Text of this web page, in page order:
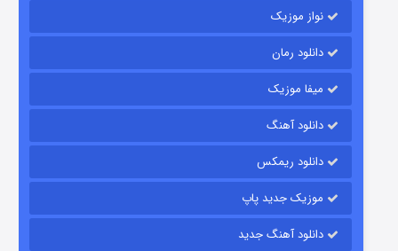
قسمت
نواز موزیک
دانلود رمان
میفا موزیک
دانلود آهنگ
دانلود ریمکس
موزیک جدید پاپ
دانلود آهنگ جدید